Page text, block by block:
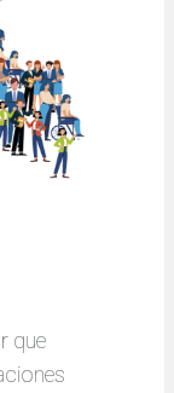
que